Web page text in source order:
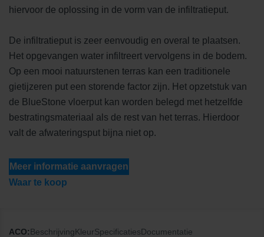
hiervoor de oplossing in de vorm van de infiltratieput.
De infiltratieput is zeer eenvoudig en overal te plaatsen.
Het opgevangen water infiltreert vervolgens in de bodem.
Op een mooi natuurstenen terras kan een traditionele
gietijzeren put een storende factor zijn. Het opzetstuk van
de BlueStone vloerput kan worden belegd met hetzelfde
bestratingsmateriaal als de rest van het terras. Hierdoor
valt de afwateringsput bijna niet op.
Meer informatie aanvragen
Waar te koop
ACO:BeschrijvingKleurSpecificatiesDocumentatie